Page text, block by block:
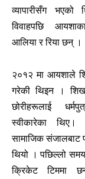
व्यापारीसँग
विवाहपछि
आलिया र रिया छन् ।
२०१२ मा आयशाले
गरेकी थिइन ।
छोरीहरूलाई
स्वीकारेका थिए।
सामाजिक संजालबाट
थियो । पछिल्लो
क्रिकेट टिममा